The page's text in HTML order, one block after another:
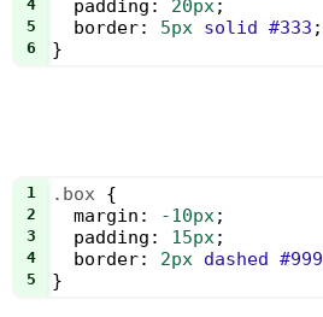
4 padding : 20px ;
5 border: 5px solid #333 ;
6 }
1 .box {
2 margin : -10px ;
3 padding : 15px ;
4 border: 2px dashed #999
5 }